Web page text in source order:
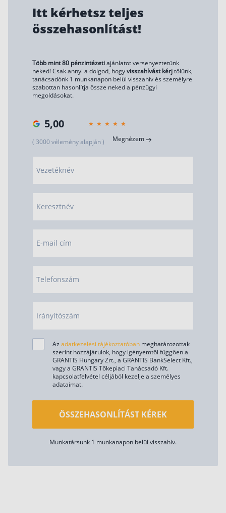
Itt kérhetsz teljes
összehasonlítást!
Több mint 80 pénzintézetiajánlatot versenyeztetünk
neked! Csak annyi a dolgod, hogyvisszahívást kérjtőlünk,
tanácsadónk 1 munkanapon belül visszahív és személyre
szabottan hasonlítja össze neked a pénzügyi
megoldásokat.
5,00
( 3000 vélemény alapján ) Megnézem
Vezetéknév
Keresztnév
E-mail cím
Telefonszám
Irányítószám
Az adatkezelési tájékoztatóban meghatározottak
szerint hozzájárulok, hogy igényemtől függően a
GRANTIS Hungary Zrt., a GRANTIS BankSelect Kft.,
vagy a GRANTIS Tőkepiaci Tanácsadó Kft.
kapcsolatfelvétel céljából kezelje a személyes
adataimat.
ÖSSZEHASONLÍTÁST KÉREK
Munkatársunk 1 munkanapon belül visszahív.